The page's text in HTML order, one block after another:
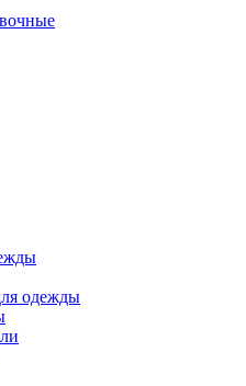
одежды